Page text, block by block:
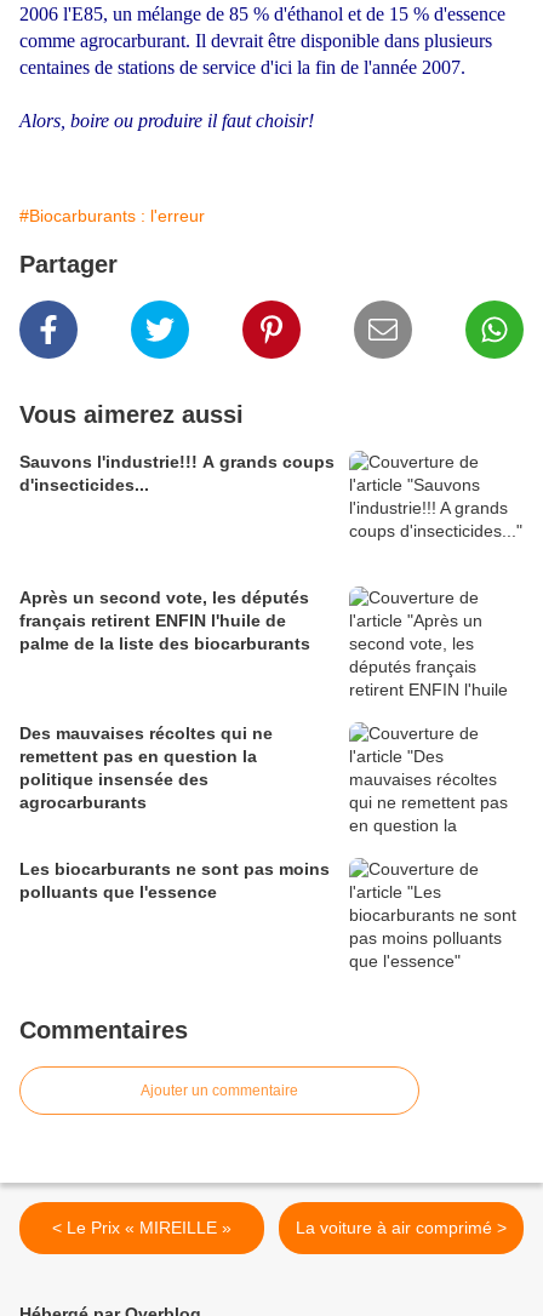
2006 l'E85, un mélange de 85 % d'éthanol et de 15 % d'essence
comme agrocarburant. Il devrait être disponible dans plusieurs
centaines de stations de service d'ici la fin de l'année 2007.
Alors, boire ou produire il faut choisir!
#Biocarburants : l'erreur
Partager
Vous aimerez aussi
Sauvons l'industrie!!! A grands coups
d'insecticides...
Après un second vote, les députés
français retirent ENFIN l'huile de
palme de la liste des biocarburants
Des mauvaises récoltes qui ne
remettent pas en question la
politique insensée des
agrocarburants
Les biocarburants ne sont pas moins
polluants que l'essence
Commentaires
Ajouter un commentaire
< Le Prix « MIREILLE » La voiture à air comprimé >